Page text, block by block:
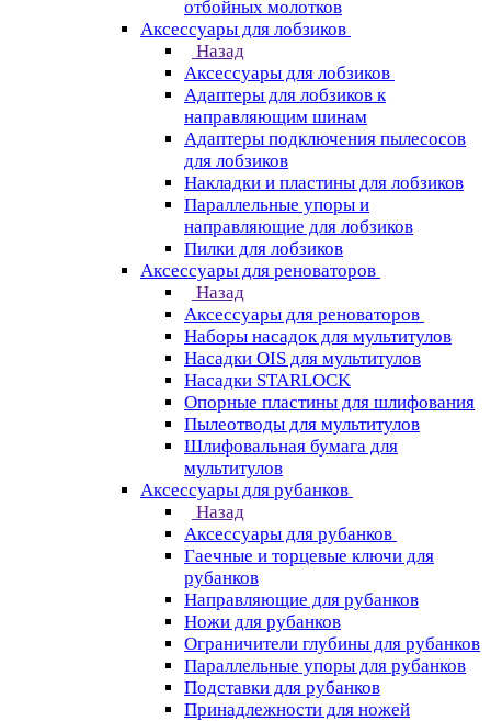
отбойных молотков
Аксессуары для лобзиков
Назад
Аксессуары для лобзиков
Адаптеры для лобзиков к
направляющим шинам
Адаптеры подключения пылесосов
для лобзиков
Накладки и пластины для лобзиков
Параллельные упоры и
направляющие для лобзиков
Пилки для лобзиков
Аксессуары для реноваторов
Назад
Аксессуары для реноваторов
Наборы насадок для мультитулов
Насадки OIS для мультитулов
Насадки STARLOCK
Опорные пластины для шлифования
Пылеотводы для мультитулов
Шлифовальная бумага для
мультитулов
Аксессуары для рубанков
Назад
Аксессуары для рубанков
Гаечные и торцевые ключи для
рубанков
Направляющие для рубанков
Ножи для рубанков
Ограничители глубины для рубанков
Параллельные упоры для рубанков
Подставки для рубанков
Принадлежности для ножей